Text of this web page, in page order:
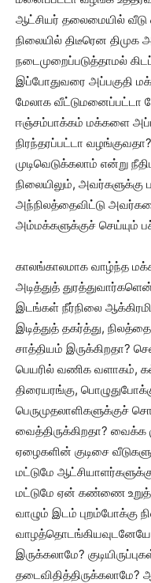
ஆட்சியர் தலைமையில் வீடு
நிலையில் திடீரென
நடைமுறைப்படுத்தாமல்
இப்போதுவரை அப்பகுதி
மேலாக வீட்டுமனைப்பட்டா
ஈஞ்சம்பாக்கம் மக்களை
நிரந்தரப்பட்டா
முடிவெடுக்கலாம் என்று
நிலையிலும், அவர்களுக்கு
அந்நிலத்தைவிட்டு
அம்மக்களுக்குச் செய்யும்
காலங்காலமாக வாழ்ந்த
அடித்துத்
இடங்கள் நீர்நிலை
இடித்துத் தகர்த்து,
சாத்தியம் இருக்கிறதா?
பெயரில் வணிக வளாகம்,
திரையரங்கு,
பெருமுதலாளிகளுக்குச்
வைத்திருக்கிறதா? வைக்க
ஏழைகளின் குடிசை
மட்டுமே
மட்டுமே ஏன் கண்ணை
வாழும் இடம் புறம்போக்கு
இருக்கலாமே?
தடைவிதித்திருக்கலாமே?